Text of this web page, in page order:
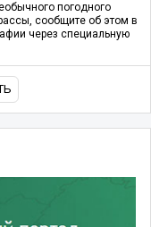
погодного
сообщите об этом в
через специальную